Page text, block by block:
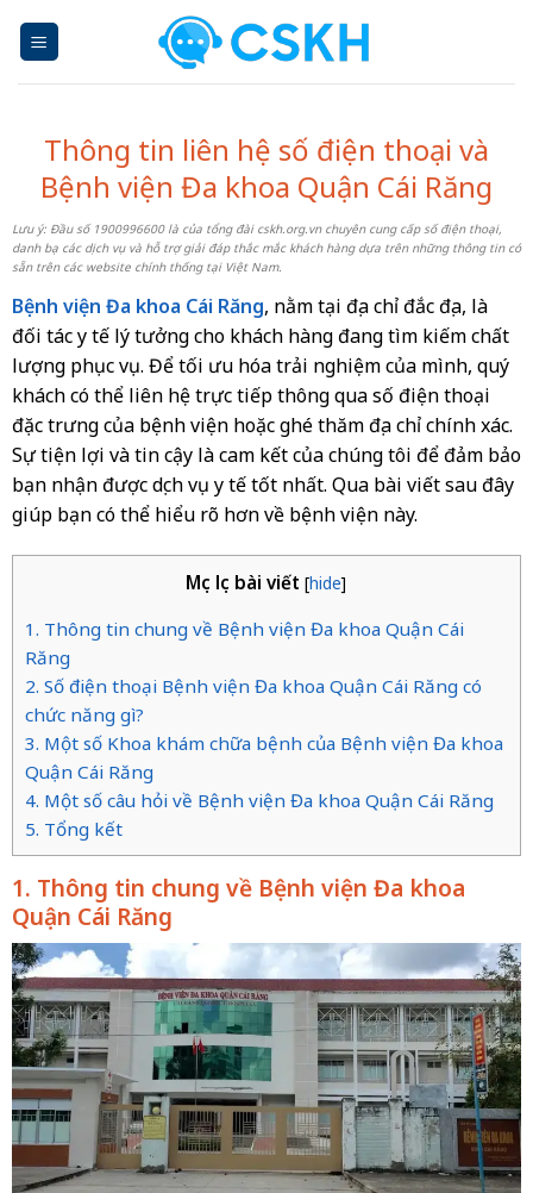
Thông tin liên hệ số điện thoại và
Bệnh viện Đa khoa Quận Cái Răng
Lưu ý: Đầu số 1900996600 là của tổng đài cskh.org.vn chuyên cung cấp số điện thoại,
danh bạ các dịch vụ và hỗ trợ giải đáp thắc mắc khách hàng dựa trên những thông tin có
sẵn trên các website chính thống tại Việt Nam.
Bệnh viện Đa khoa Cái Răng, nằm tại địa chỉ đắc địa, là
đối tác y tế lý tưởng cho khách hàng đang tìm kiếm chất
lượng phục vụ. Để tối ưu hóa trải nghiệm của mình, quý
khách có thể liên hệ trực tiếp thông qua số điện thoại
đặc trưng của bệnh viện hoặc ghé thăm địa chỉ chính xác.
Sự tiện lợi và tin cậy là cam kết của chúng tôi để đảm bảo
bạn nhận được dịch vụ y tế tốt nhất. Qua bài viết sau đây
giúp bạn có thể hiểu rõ hơn về bệnh viện này.
Mục lục bài viết [hide]
1. Thông tin chung về Bệnh viện Đa khoa Quận Cái
Răng
2. Số điện thoại Bệnh viện Đa khoa Quận Cái Răng có
chức năng gì?
3. Một số Khoa khám chữa bệnh của Bệnh viện Đa khoa
Quận Cái Răng
4. Một số câu hỏi về Bệnh viện Đa khoa Quận Cái Răng
5. Tổng kết
1. Thông tin chung về Bệnh viện Đa khoa
Quận Cái Răng